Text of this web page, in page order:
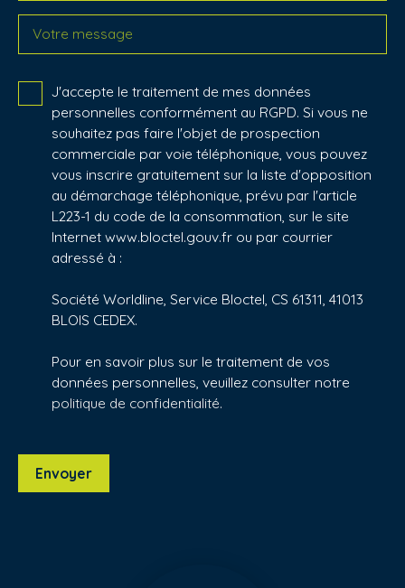
Votre message
J'accepte le traitement de mes données
personnelles conformément au RGPD. Si vous ne
souhaitez pas faire l'objet de prospection
commerciale par voie téléphonique, vous pouvez
vous inscrire gratuitement sur la liste d'opposition
au démarchage téléphonique, prévu par l'article
L223-1 du code de la consommation, sur le site
Internet www.bloctel.gouv.fr ou par courrier
adressé à :
Société Worldline, Service Bloctel, CS 61311, 41013
BLOIS CEDEX.
Pour en savoir plus sur le traitement de vos
données personnelles, veuillez consulter notre
politique de confidentialité.
Envoyer